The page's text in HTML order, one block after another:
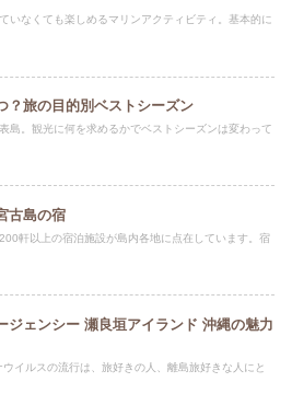
いなくても楽しめるマリンアクティビティ。基本的に
？旅の目的別ベストシーズン
島。観光に何を求めるかでベストシーズンは変わって
古島の宿
軒以上の宿泊施設が島内各地に点在しています。宿
ジェンシー 瀬良垣アイランド 沖縄の魅力
イルスの流行は、旅好きの人、離島旅好きな人にと